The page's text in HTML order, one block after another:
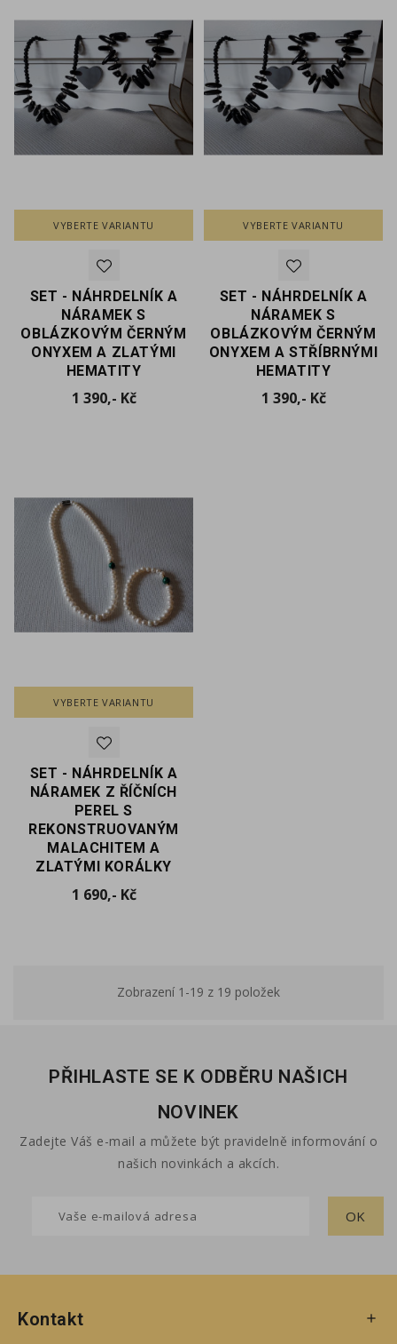
VYBERTE VARIANTU
SET - NÁHRDELNÍK A
NÁRAMEK S
OBLÁZKOVÝM ČERNÝM
ONYXEM A ZLATÝMI
HEMATITY
1 390,- KčCena
VYBERTE VARIANTU
SET - NÁHRDELNÍK A
NÁRAMEK S
OBLÁZKOVÝM ČERNÝM
ONYXEM A STŘÍBRNÝMI
HEMATITY
1 390,- KčCena
VYBERTE VARIANTU
SET - NÁHRDELNÍK A
NÁRAMEK Z ŘÍČNÍCH
PEREL S
REKONSTRUOVANÝM
MALACHITEM A
ZLATÝMI KORÁLKY
1 690,- KčCena
Zobrazení 1-19 z 19 položek
PŘIHLASTE SE K ODBĚRU NAŠICH
NOVINEK
Zadejte Váš e-mail a můžete být pravidelně informování o
našich novinkách a akcích.
Kontakt 